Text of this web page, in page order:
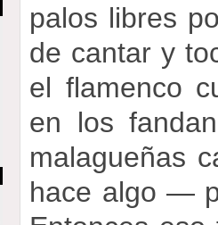
palos libres
de cantar y
el flamenco
en los
malagueñas
hace algo —